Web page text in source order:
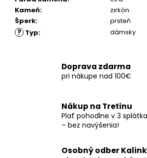
Kameň:
zirkón
Šperk: prsteň
? Typ: dámsky
Doprava zdarma
pri nákupe nad 100€
Nákup na Tretinu
Plať pohodlne v 3
– bez navýšenia!
Osobný odber